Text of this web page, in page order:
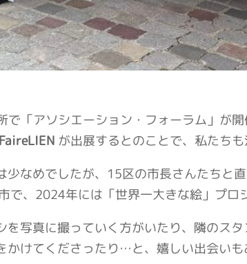
「アソシエーション・フォーラム」が開
FaireLIEN が出展するとのことで、私たち
なめでしたが、15区の市長さんたちと
で、2024年には「世界一大きな絵」プロ
を写真に撮っていく方がいたり、隣のス
かけてくださったり…と、嬉しい出会いも